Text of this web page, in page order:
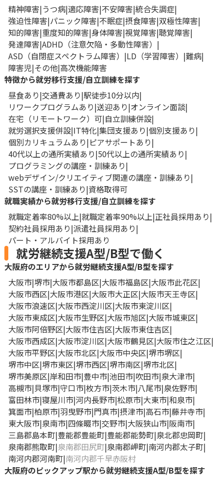
精神障害 うつ病 適応障害 不安障害 統合失調症
強迫性障害 パニック障害 不眠症 摂食障害 双極性障害
知的障害 重度知的障害 身体障害 視覚障害 聴覚障害
発達障害 ADHD（注意欠陥・多動性障害）
ASD（自閉症スペクトラム障害）
LD（学習障害）
難病
障害児 その他 高次機能障害
特徴から就労移行支援/自立訓練を探す
昼食あり 交通費あり 駅徒歩10分以内
リワークプログラムあり 送迎あり オンライン面談
在宅（リモートワーク）可 自立訓練併設
就労選択支援併設 IT特化 集団支援あり 個別支援あり
個別カリキュラムあり ピアサポートあり
40代以上の通所実績あり 50代以上の通所実績あり
プログラミングの講座・訓練あり
webデザイン/クリエイティブ関連の講座・訓練あり
SSTの講座・訓練あり 資格取得可
就職実績から就労移行支援/自立訓練を探す
就職定着率80%以上 就職定着率90%以上 正社員採用あり
契約社員採用あり 派遣社員採用あり
パート・アルバイト採用あり
就労継続支援A型/B型で働く
大阪府のエリアから就労継続支援A型/B型を探す
大阪市 堺市 大阪市都島区 大阪市福島区 大阪市此花区
大阪市西区 大阪市港区 大阪市大正区 大阪市天王寺区
大阪市浪速区 大阪市西淀川区 大阪市東淀川区
大阪市東成区 大阪市生野区 大阪市旭区 大阪市城東区
大阪市阿倍野区 大阪市住吉区 大阪市東住吉区
大阪市西成区 大阪市淀川区 大阪市鶴見区 大阪市住之江区
大阪市平野区 大阪市北区 大阪市中央区 堺市堺区
堺市中区 堺市東区 堺市西区 堺市南区 堺市北区
堺市美原区 岸和田市 豊中市 池田市 吹田市 泉大津市
高槻市 貝塚市 守口市 枚方市 茨木市 八尾市 泉佐野市
富田林市 寝屋川市 河内長野市 松原市 大東市 和泉市
箕面市 柏原市 羽曳野市 門真市 摂津市 高石市 藤井寺市
東大阪市 泉南市 四條畷市 交野市 大阪狭山市 阪南市
三島郡島本町 豊能郡豊能町 豊能郡能勢町 泉北郡忠岡町
泉南郡熊取町 泉南郡田尻町 泉南郡岬町 南河内郡太子町
南河内郡河南町 南河内郡千早赤阪村
大阪府のピックアップ駅から就労継続支援A型/B型を探す